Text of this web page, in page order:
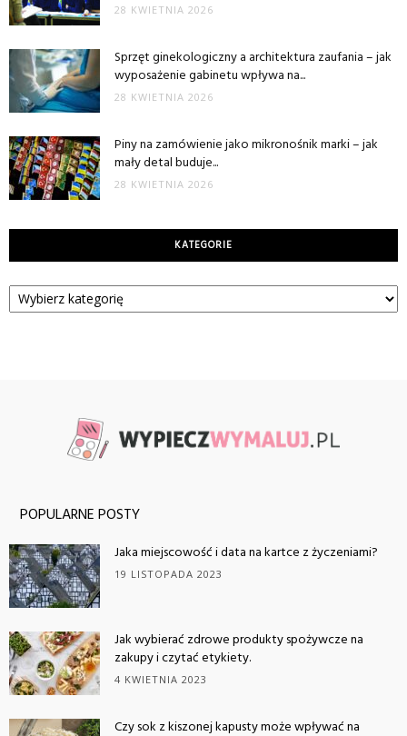
28 KWIETNIA 2026
Sprzęt ginekologiczny a architektura zaufania – jak
wyposażenie gabinetu wpływa na...
28 KWIETNIA 2026
Piny na zamówienie jako mikronośnik marki – jak
mały detal buduje...
28 KWIETNIA 2026
KATEGORIE
Kategorie
POPULARNE POSTY
Jaka miejscowość i data na kartce z życzeniami?
19 LISTOPADA 2023
Jak wybierać zdrowe produkty spożywcze na
zakupy i czytać etykiety.
4 KWIETNIA 2023
Czy sok z kiszonej kapusty może wpływać na